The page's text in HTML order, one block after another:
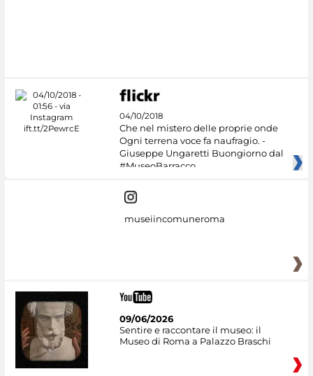
04/10/2018
Che nel mistero delle proprie onde
Ogni terrena voce fa naufragio. -
Giuseppe Ungaretti Buongiorno dal
#MuseoBarracco
museiincomuneroma
09/06/2026
Sentire e raccontare il museo: il
Museo di Roma a Palazzo Braschi